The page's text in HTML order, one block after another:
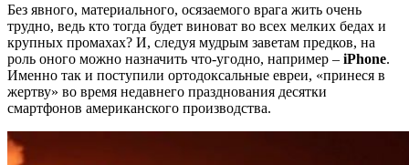
Без явного, материального, осязаемого врага жить очень
трудно, ведь кто тогда будет виноват во всех мелких бедах и
крупных промахах? И, следуя мудрым заветам предков, на
роль оного можно назначить что-угодно, например – iPhone.
Именно так и поступили ортодоксальные евреи, «принеся в
жертву» во время недавнего празднования десятки
смартфонов американского производства.